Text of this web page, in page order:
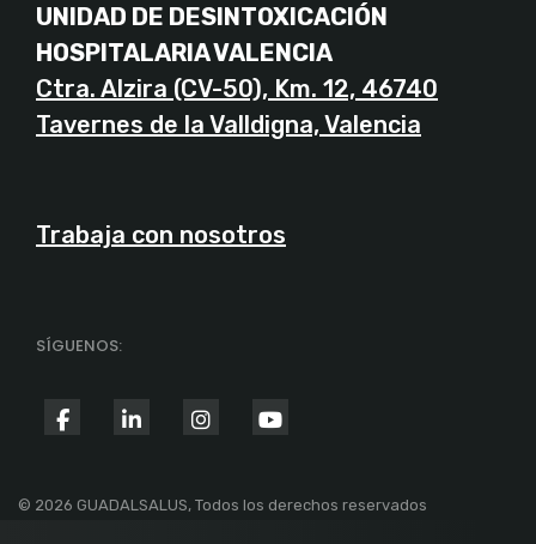
UNIDAD DE DESINTOXICACIÓN
HOSPITALARIA VALENCIA
Ctra. Alzira (CV-50), Km. 12, 46740
Tavernes de la Valldigna, Valencia
Trabaja con nosotros
SÍGUENOS:
fab
facebook-
fab
linkedin-
fab
instagram
fab
youtube
© 2026 GUADALSALUS, Todos los derechos reservados